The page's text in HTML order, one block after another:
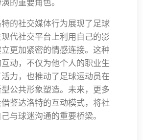
的重要角色。
的社交媒体行为展现了足球
代社交平台上利用自己的影
更加紧密的情感连接。这种
动，不仅为他个人的职业生
力，也推动了足球运动员在
公共形象塑造。未来，更多
鉴达洛特的互动模式，将社
与球迷沟通的重要桥梁。